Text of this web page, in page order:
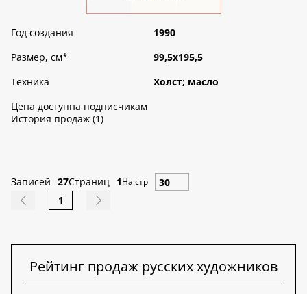
Год создания
1990
Размер, см*
99,5х195,5
Техника
Холст; масло
Цена доступна подписчикам
История продаж (1)
Записей 27Страниц 1На стр
1
Рейтинг продаж русских художников